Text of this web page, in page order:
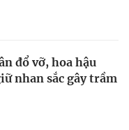
đổ vỡ, hoa hậu
nhan sắc gây trầm